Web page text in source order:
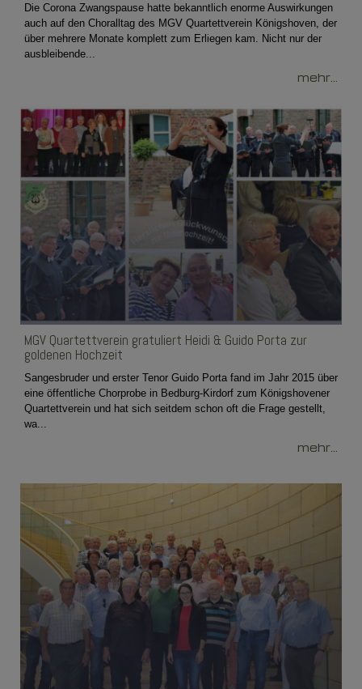
Die Corona Zwangspause hatte bekanntlich enorme Auswirkungen
auch auf den Choralltag des MGV Quartettverein Königshoven, der
über mehrere Monate komplett zum Erliegen kam. Nicht nur der
ausbleibende...
mehr...
MGV Quartettverein gratuliert Heidi & Guido Porta zur
goldenen Hochzeit
Sangesbruder und erster Tenor Guido Porta fand im Jahr 2015 über
eine öffentliche Chorprobe in Bedburg-Kirdorf zum Königshovener
Quartettverein und hat sich seitdem schon oft die Frage gestellt,
wa...
mehr...